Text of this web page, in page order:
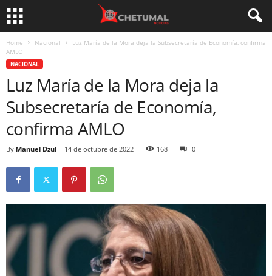
Home Nacional
Luz María de la Mora deja la Subsecretaría de Economía, confirma
AMLO
NACIONAL
Luz María de la Mora deja la
Subsecretaría de Economía,
confirma AMLO
By Manuel Dzul - 14 de octubre de 2022 168 0